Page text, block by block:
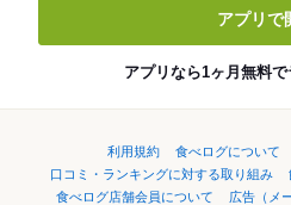
アプリで
アプリなら1ヶ月無料で
利用規約 食べログについて
口コミ・ランキングに対する取り組み
食べログ店舗会員について
広告（メ